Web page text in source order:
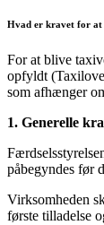
Hvad er kravet for at
For at blive
opfyldt
som afhænger
1. Generelle
påbegyndes før
Virksomheden
første tilladelse